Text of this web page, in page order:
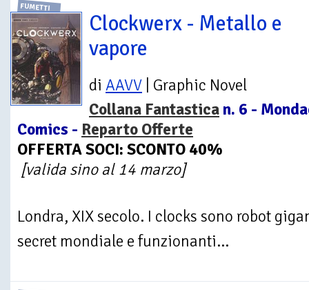
FUMETTI
Clockwerx - Metallo e
vapore
di AAVV | Graphic Novel
Collana Fantastica n. 6 -
Comics - Reparto Offerte
OFFERTA SOCI: SCONTO 40%
[valida sino al 14 marzo]
Londra, XIX secolo. I clocks sono robot
secret mondiale e funzionanti...